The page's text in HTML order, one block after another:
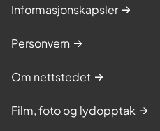
Informasjonskapsler
Personvern
Om nettstedet
Film, foto og lydopptak